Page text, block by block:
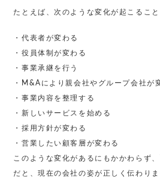
たとえば、次のような変化が起こること
・代表者が変わる
・役員体制が変わる
・事業承継を行う
・M&Aにより親会社やグループ会社が
・事業内容を整理する
・新しいサービスを始める
・採用方針が変わる
・営業したい顧客層が変わる
このような変化があるにもかかわらず
だと、現在の会社の姿が正しく伝わりま